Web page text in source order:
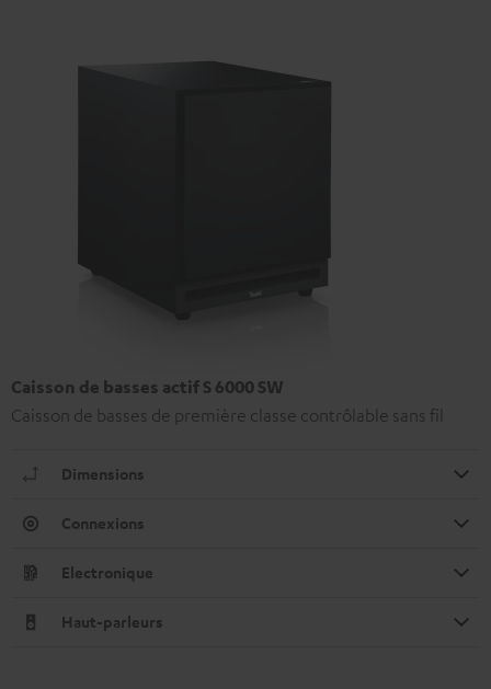
Caisson de basses actif S 6000 SW
Caisson de basses de première classe contrôlable sans fil
Dimensions
Connexions
Electronique
Haut-parleurs